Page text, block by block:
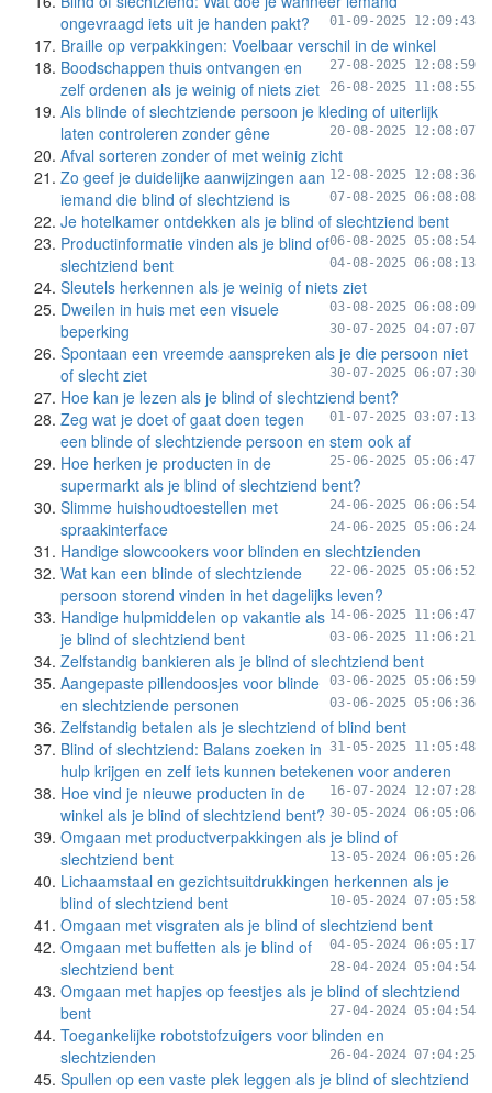
ongevraagd iets uit je handen pakt?
01-09-2025 12:09:43
Braille op verpakkingen: Voelbaar verschil in de winkel
27-08-2025 12:08:59
Boodschappen thuis ontvangen en
zelf ordenen als je weinig of niets ziet
26-08-2025 11:08:55
Als blinde of slechtziende persoon je kleding of uiterlijk
laten controleren zonder gêne
20-08-2025 12:08:07
Afval sorteren zonder of met weinig zicht
12-08-2025 12:08:36
Zo geef je duidelijke aanwijzingen aan
iemand die blind of slechtziend is
07-08-2025 06:08:08
Je hotelkamer ontdekken als je blind of slechtziend bent
06-08-2025 05:08:54
Productinformatie vinden als je blind of
slechtziend bent
04-08-2025 06:08:13
Sleutels herkennen als je weinig of niets ziet
03-08-2025 06:08:09
Dweilen in huis met een visuele
beperking
30-07-2025 04:07:07
Spontaan een vreemde aanspreken als je die persoon niet
of slecht ziet
30-07-2025 06:07:30
Hoe kan je lezen als je blind of slechtziend bent?
01-07-2025 03:07:13
Zeg wat je doet of gaat doen tegen
een blinde of slechtziende persoon en stem ook af
25-06-2025 05:06:47
Hoe herken je producten in de
supermarkt als je blind of slechtziend bent?
24-06-2025 06:06:54
Slimme huishoudtoestellen met
spraakinterface
24-06-2025 05:06:24
Handige slowcookers voor blinden en slechtzienden
22-06-2025 05:06:52
Wat kan een blinde of slechtziende
persoon storend vinden in het dagelijks leven?
14-06-2025 11:06:47
Handige hulpmiddelen op vakantie als
je blind of slechtziend bent
03-06-2025 11:06:21
Zelfstandig bankieren als je blind of slechtziend bent
03-06-2025 05:06:59
Aangepaste pillendoosjes voor blinde
en slechtziende personen
03-06-2025 05:06:36
Zelfstandig betalen als je slechtziend of blind bent
31-05-2025 11:05:48
Blind of slechtziend: Balans zoeken in
hulp krijgen en zelf iets kunnen betekenen voor anderen
16-07-2024 12:07:28
Hoe vind je nieuwe producten in de
winkel als je blind of slechtziend bent? 30-05-2024 06:05:06
Omgaan met productverpakkingen als je blind of
slechtziend bent
13-05-2024 06:05:26
Lichaamstaal en gezichtsuitdrukkingen herkennen als je
blind of slechtziend bent
10-05-2024 07:05:58
Omgaan met visgraten als je blind of slechtziend bent
04-05-2024 06:05:17
Omgaan met buffetten als je blind of
slechtziend bent
28-04-2024 05:04:54
Omgaan met hapjes op feestjes als je blind of slechtziend
bent
27-04-2024 05:04:54
Toegankelijke robotstofzuigers voor blinden en
slechtzienden
26-04-2024 07:04:25
Spullen op een vaste plek leggen als je blind of slechtziend